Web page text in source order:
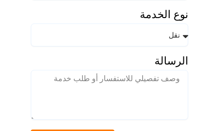
نوع الخدمة
الرسالة